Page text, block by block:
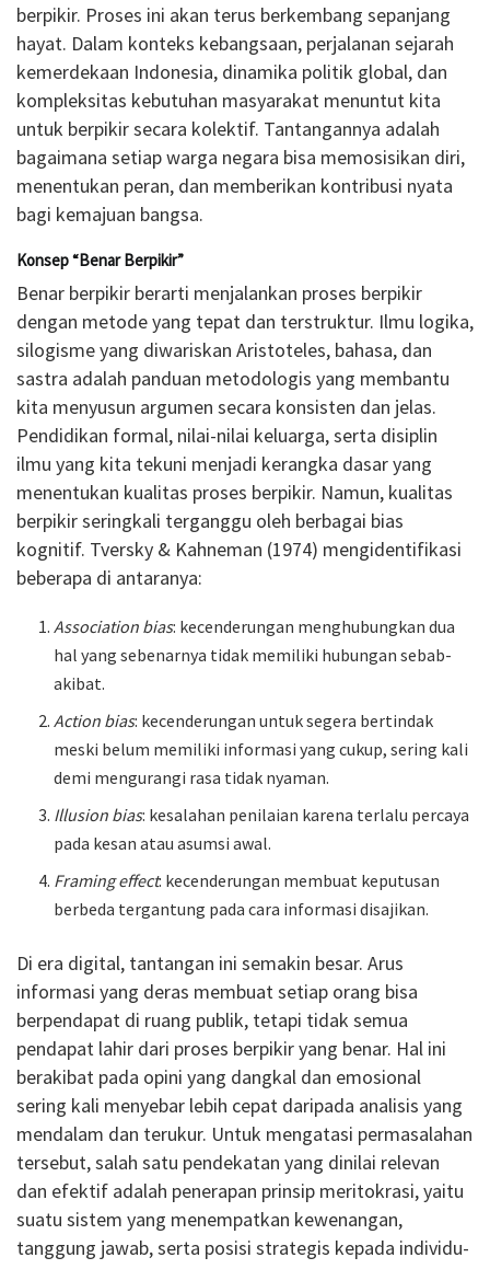
berpikir. Proses ini akan terus berkembang sepanjang
hayat. Dalam konteks kebangsaan, perjalanan sejarah
kemerdekaan Indonesia, dinamika politik global, dan
kompleksitas kebutuhan masyarakat menuntut kita
untuk berpikir secara kolektif. Tantangannya adalah
bagaimana setiap warga negara bisa memosisikan diri,
menentukan peran, dan memberikan kontribusi nyata
bagi kemajuan bangsa.
Konsep “Benar Berpikir”
Benar berpikir berarti menjalankan proses berpikir
dengan metode yang tepat dan terstruktur. Ilmu logika,
silogisme yang diwariskan Aristoteles, bahasa, dan
sastra adalah panduan metodologis yang membantu
kita menyusun argumen secara konsisten dan jelas.
Pendidikan formal, nilai-nilai keluarga, serta disiplin
ilmu yang kita tekuni menjadi kerangka dasar yang
menentukan kualitas proses berpikir. Namun, kualitas
berpikir seringkali terganggu oleh berbagai bias
kognitif. Tversky & Kahneman (1974) mengidentifikasi
beberapa di antaranya:
Association bias: kecenderungan menghubungkan dua
hal yang sebenarnya tidak memiliki hubungan sebab-
akibat.
Action bias: kecenderungan untuk segera bertindak
meski belum memiliki informasi yang cukup, sering kali
demi mengurangi rasa tidak nyaman.
Illusion bias: kesalahan penilaian karena terlalu percaya
pada kesan atau asumsi awal.
Framing effect: kecenderungan membuat keputusan
berbeda tergantung pada cara informasi disajikan.
Di era digital, tantangan ini semakin besar. Arus
informasi yang deras membuat setiap orang bisa
berpendapat di ruang publik, tetapi tidak semua
pendapat lahir dari proses berpikir yang benar. Hal ini
berakibat pada opini yang dangkal dan emosional
sering kali menyebar lebih cepat daripada analisis yang
mendalam dan terukur. Untuk mengatasi permasalahan
tersebut, salah satu pendekatan yang dinilai relevan
dan efektif adalah penerapan prinsip meritokrasi, yaitu
suatu sistem yang menempatkan kewenangan,
tanggung jawab, serta posisi strategis kepada individu-